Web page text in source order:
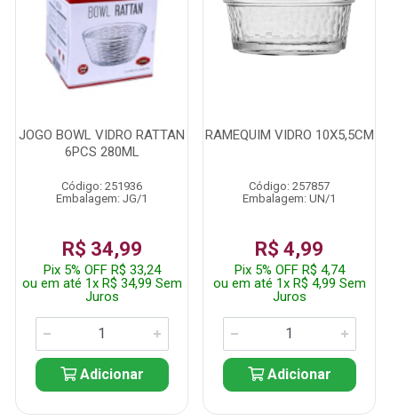
JOGO BOWL VIDRO RATTAN
6PCS 280ML
Código: 251936
Embalagem: JG/1
R$ 34,99
Pix 5% OFF R$ 33,24
ou em até 1x R$ 34,99 Sem
Juros
Adicionar
RAMEQUIM VIDRO 10X5,5CM
Código: 257857
Embalagem: UN/1
R$ 4,99
Pix 5% OFF R$ 4,74
ou em até 1x R$ 4,99 Sem
Juros
Adicionar